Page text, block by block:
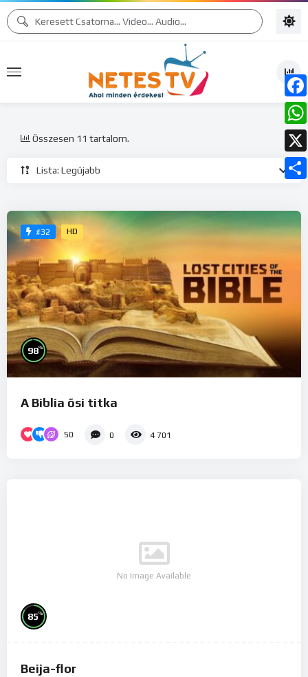
Lista: Legújabb
Összesen 11 tartalom.
#32 HD
98%
A Biblia ősi titka
50 0 4 701
No Image Available
85%
Beija-flor
X
meg